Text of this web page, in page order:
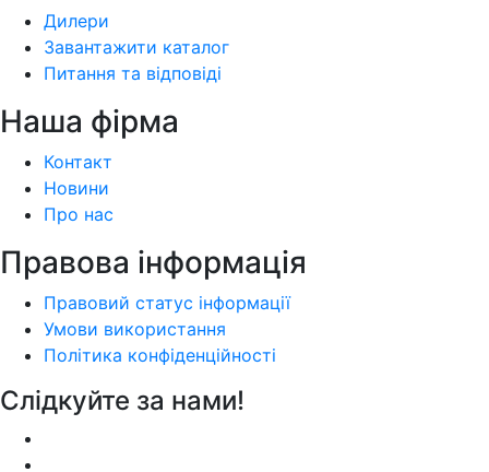
Дилери
Завантажити каталог
Питання та відповіді
Наша фiрма
Контакт
Новини
Про нас
Правова інформація
Правовий статус інформації
Умови використання
Політика конфіденційності
Слідкуйте за нами!